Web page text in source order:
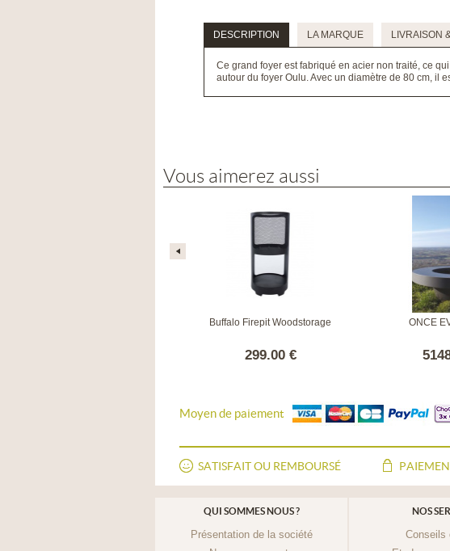
DESCRIPTION LA MARQUE LIVRAISON
Ce grand foyer est fabriqué en acier non traité, ce
autour du foyer Oulu. Avec un diamètre de 80 cm, il
Vous aimerez aussi
Buffalo Firepit Woodstorage
299.00 €
ONCE
Moyen de paiement
SATISFAIT OU REMBOURSÉ
QUI SOMMES NOUS ?
Présentation de la société
NOS
Conseils